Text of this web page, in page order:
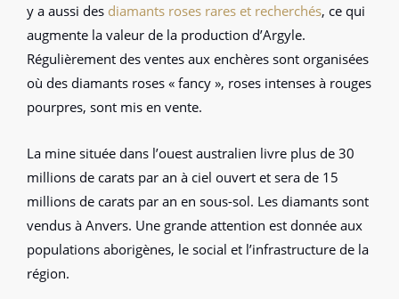
y a aussi des diamants roses rares et recherchés, ce qui
augmente la valeur de la production d’Argyle.
Régulièrement des ventes aux enchères sont organisées
où des diamants roses « fancy », roses intenses à rouges
pourpres, sont mis en vente.
La mine située dans l’ouest australien livre plus de 30
millions de carats par an à ciel ouvert et sera de 15
millions de carats par an en sous-sol. Les diamants sont
vendus à Anvers. Une grande attention est donnée aux
populations aborigènes, le social et l’infrastructure de la
région.